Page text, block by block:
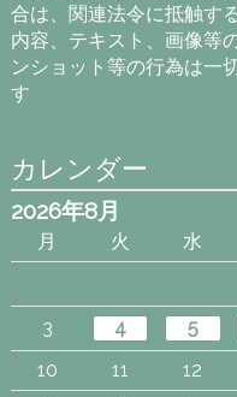
合は、関連法令に抵触す
内容、テキスト、画像等
ンショット等の行為は一
す
カレンダー
2026年8月
月 火 水
3
4 5
10
11 12